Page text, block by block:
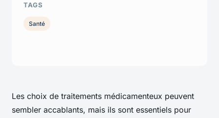
Les choix de traitements médicamenteux peuvent
sembler accablants, mais ils sont essentiels pour
TAGS
Santé